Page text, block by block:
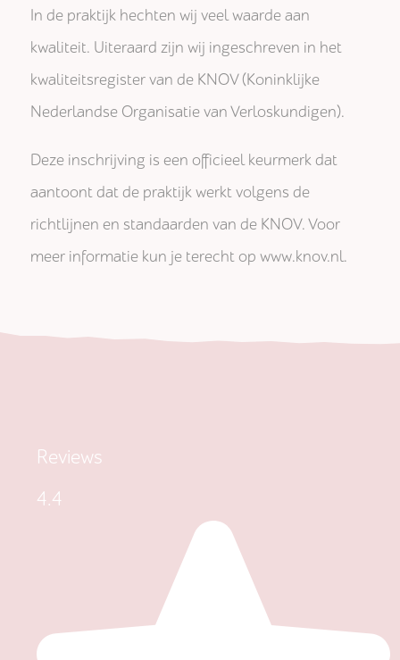
In de praktijk hechten wij veel waarde aan
kwaliteit. Uiteraard zijn wij ingeschreven in het
kwaliteitsregister van de KNOV (Koninklijke
Nederlandse Organisatie van Verloskundigen).
Deze inschrijving is een officieel keurmerk dat
aantoont dat de praktijk werkt volgens de
richtlijnen en standaarden van de KNOV. Voor
meer informatie kun je terecht op www.knov.nl.
Reviews
4.4